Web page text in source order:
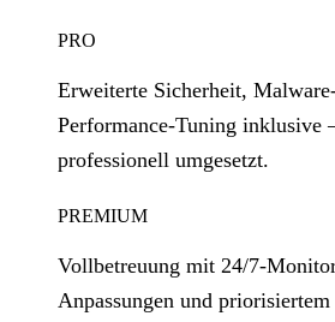
PRO
Erweiterte Sicherheit,
Performance‑Tuning inklusive
professionell umgesetzt.
PREMIUM
Vollbetreuung mit 24/
Anpassungen und